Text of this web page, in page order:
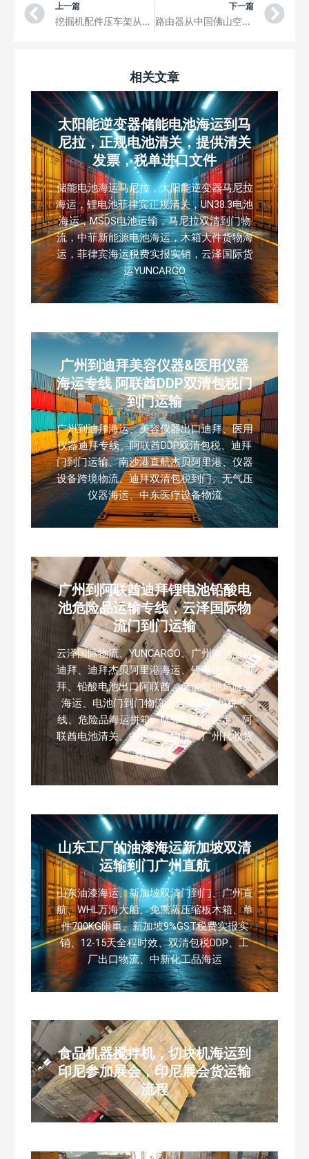
Prev
上一篇
挖掘机配件压车架从中国临沂市的工厂海运到德国汉堡，欧洲德国双清包税门到门运输
下一篇
路由器从中国佛山空运到梅诺卡岛机场三字代码MAH
相关文章
太阳能逆变器储能电池海运到马
尼拉，正规电池清关，提供清关
发票，税单进口文件
储能电池海运马尼拉，太阳能逆变器马尼拉
海运，锂电池菲律宾正规清关，UN38.3电池
海运，MSDS电池运输，马尼拉双清到门物
流，中菲新能源电池海运，木箱大件货物海
运，菲律宾海运税费实报实销，云泽国际货
运YUNCARGO
广州到迪拜美容仪器&医用仪器
海运专线 阿联酋DDP双清包税门
到门运输
广州到迪拜海运、美容仪器出口迪拜、医用
仪器迪拜专线、阿联酋DDP双清包税、迪拜
门到门运输、南沙港直航杰贝阿里港、仪器
设备跨境物流、迪拜双清包税到门、无气压
仪器海运、中东医疗设备物流
广州到阿联酋迪拜锂电池铅酸电
池危险品运输专线，云泽国际物
流门到门运输
云泽国际物流、YUNCARGO、广州南沙海运
迪拜、迪拜杰贝阿里港海运、锂电池海运迪
拜、铅酸电池出口阿联酋、储能电池危险品
海运、电池门到门物流、迪拜双清包税专
线、危险品海运拼箱、MSDS 运输鉴定、阿
联酋电池清关、中东国际物流、广州代收货
装柜报关
山东工厂的油漆海运新加坡双清
运输到门广州直航
山东油漆海运、新加坡双清门到门、广州直
航、WHL万海大船、免熏蒸压缩板木箱、单
件700KG限重、新加坡9%GST税费实报实
销、12-15天全程时效、双清包税DDP、工
厂出口物流、中新化工品海运
食品机器搅拌机，切块机海运到
印尼参加展会，印尼展会货运输
流程